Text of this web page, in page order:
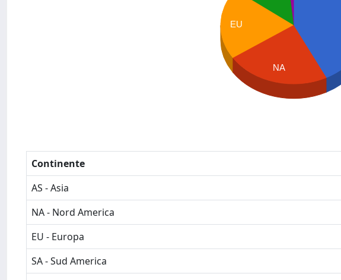
EU
NA
Continente
AS - Asia
NA - Nord America
EU - Europa
SA - Sud America